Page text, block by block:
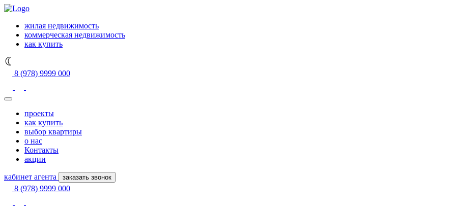
жилая недвижимость
коммерческая недвижимость
как купить
8 (978) 9999 000
проекты
как купить
выбор квартиры
о нас
Контакты
акции
кабинет агента заказать звонок
8 (978) 9999 000